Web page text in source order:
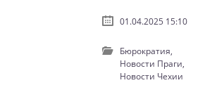
01.04.2025 15:10
Бюрократия,
Новости Праги,
Новости Чехии